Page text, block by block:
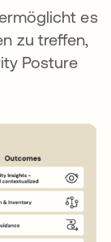
es
zu treffen,
Posture